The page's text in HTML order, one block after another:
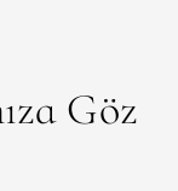
Göz